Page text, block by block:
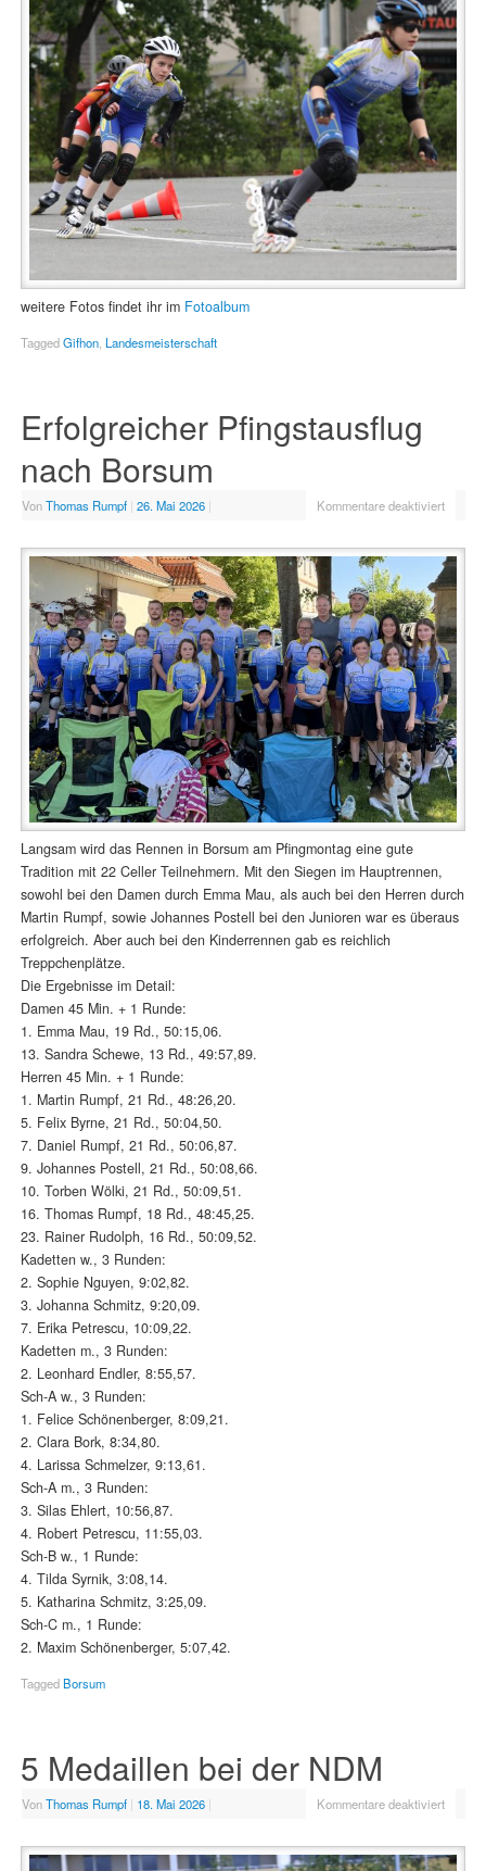
weitere Fotos findet ihr im Fotoalbum
TaggedGifhon, Landesmeisterschaft
Erfolgreicher Pfingstausflug
nach Borsum
VonThomas Rumpf | 26. Mai 2026 | Kommentare deaktiviert
Langsam wird das Rennen in Borsum am Pfingmontag eine gute
Tradition mit 22 Celler Teilnehmern. Mit den Siegen im Hauptrennen,
sowohl bei den Damen durch Emma Mau, als auch bei den Herren durch
Martin Rumpf, sowie Johannes Postell bei den Junioren war es überaus
erfolgreich. Aber auch bei den Kinderrennen gab es reichlich
Treppchenplätze.
Die Ergebnisse im Detail:
Damen 45 Min. + 1 Runde:
1. Emma Mau, 19 Rd., 50:15,06.
13. Sandra Schewe, 13 Rd., 49:57,89.
Herren 45 Min. + 1 Runde:
1. Martin Rumpf, 21 Rd., 48:26,20.
5. Felix Byrne, 21 Rd., 50:04,50.
7. Daniel Rumpf, 21 Rd., 50:06,87.
9. Johannes Postell, 21 Rd., 50:08,66.
10. Torben Wölki, 21 Rd., 50:09,51.
16. Thomas Rumpf, 18 Rd., 48:45,25.
23. Rainer Rudolph, 16 Rd., 50:09,52.
Kadetten w., 3 Runden:
2. Sophie Nguyen, 9:02,82.
3. Johanna Schmitz, 9:20,09.
7. Erika Petrescu, 10:09,22.
Kadetten m., 3 Runden:
2. Leonhard Endler, 8:55,57.
Sch-A w., 3 Runden:
1. Felice Schönenberger, 8:09,21.
2. Clara Bork, 8:34,80.
4. Larissa Schmelzer, 9:13,61.
Sch-A m., 3 Runden:
3. Silas Ehlert, 10:56,87.
4. Robert Petrescu, 11:55,03.
Sch-B w., 1 Runde:
4. Tilda Syrnik, 3:08,14.
5. Katharina Schmitz, 3:25,09.
Sch-C m., 1 Runde:
2. Maxim Schönenberger, 5:07,42.
TaggedBorsum
5 Medaillen bei der NDM
VonThomas Rumpf | 18. Mai 2026 | Kommentare deaktiviert